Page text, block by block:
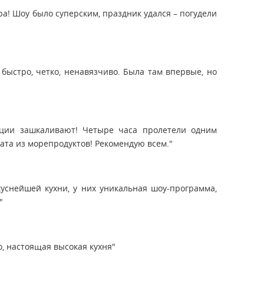
Шоу было суперским, праздник удался – погудели
четко, ненавязчиво. Была там впервые, но
зашкаливают! Четыре часа пролетели одним
из морепродуктов! Рекомендую всем."
кухни, у них уникальная шоу-программа,
настоящая высокая кухня"